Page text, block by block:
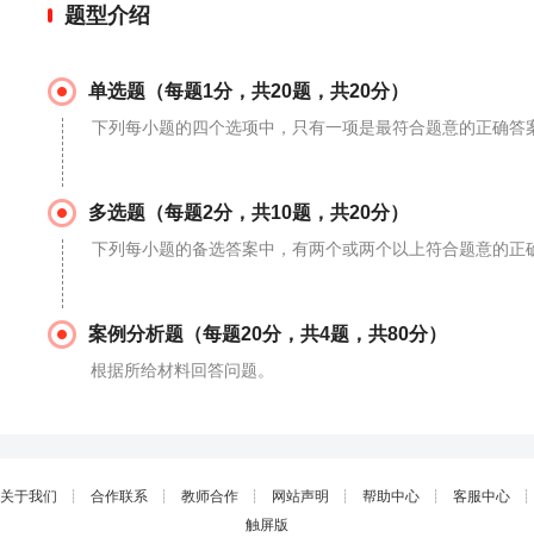
题型介绍
单选题（每题1分，共20题，共20分）
下列每小题的四个选项中，只有一项是最符合题意的正确
多选题（每题2分，共10题，共20分）
下列每小题的备选答案中，有两个或两个以上符合题意的
案例分析题（每题20分，共4题，共80分）
根据所给材料回答问题。
关于我们 ┊ 合作联系 ┊ 教师合作 ┊ 网站声明 ┊ 帮助中心 ┊ 客服中心 ┊
触屏版